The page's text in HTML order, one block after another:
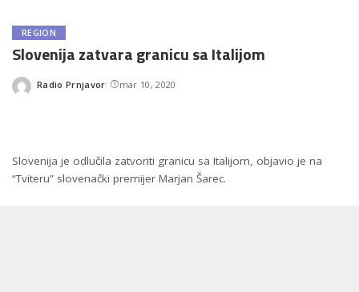
REGION
Slovenija zatvara granicu sa Italijom
Posted
Radio Prnjavor mar 10, 2020
Slovenija je odlučila zatvoriti granicu sa Italijom, objavio je na
“Tviteru” slovenački premijer Marjan Šarec.